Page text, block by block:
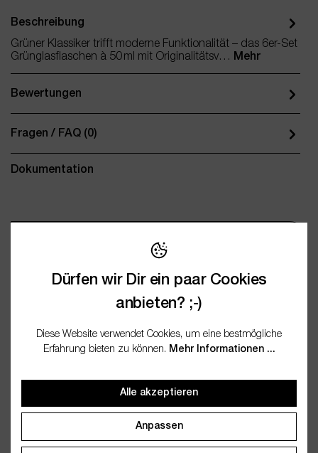
Beschreibung
Grüner Klassiker trifft moderne Funktionalität – das 6er-Set
Grünglasflaschen à 50 ml mit Originalitätsv…
Mehr
Bewertungen
Fragen / FAQ (0)
Dokumentation
Grünglasflasche 50ml mit
Artikelnummer
Dürfen wir Dir ein paar Cookies
anbieten? ;-)
Diese Website verwendet Cookies, um eine bestmögliche
Erfahrung bieten zu können. Mehr Informationen ...
Alle akzeptieren
Anpassen